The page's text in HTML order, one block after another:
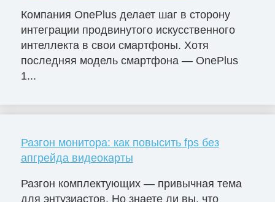
Компания OnePlus делает шаг в сторону
интеграции продвинутого искусственного
интеллекта в свои смартфоны. Хотя
последняя модель смартфона — OnePlus
1...
Разгон монитора: как повысить fps без
апгрейда видеокарты
Разгон комплектующих — привычная тема
для энтузиастов. Но знаете ли вы, что